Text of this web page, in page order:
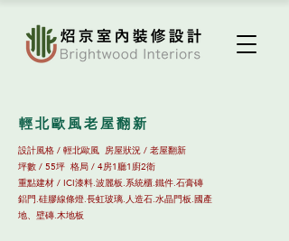
輕北歐風老屋翻新
設計風格 / 輕北歐風 房屋狀況 / 老屋翻新
​坪數 / 55坪​ 格局 / 4房1廳1廚2衛
重點建材 / ICI漆料.波麗板.系統櫃.鐵件.石膏磚
鋁門.硅膠線條燈.長虹玻璃.人造石.水晶門板.國產
地、 壁磚.木地板